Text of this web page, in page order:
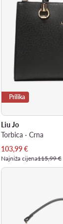
Prilika
Liu Jo
Torbica · Crna
Trenutna cijena
103,99€
Najniža cijena115,99 €